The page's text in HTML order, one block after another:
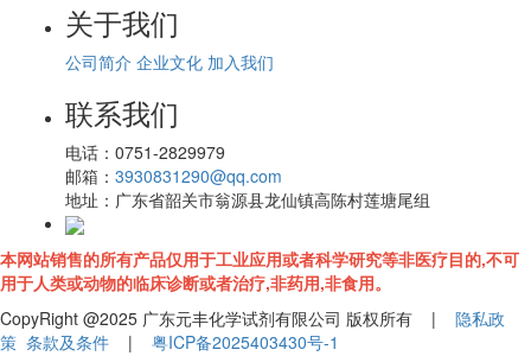
关于我们
公司简介 企业文化 加入我们
联系我们
电话： 0751-2829979
邮箱： 3930831290@qq.com
地址： 广东省韶关市翁源县龙仙镇高陈村莲塘尾组
本网站销售的所有产品仅用于工业应用或者科学研究等非医疗目的,不可
用于人类或动物的临床诊断或者治疗,非药用,非食用。
CopyRight @2025 广东元丰化学试剂有限公司 版权所有 | 隐私政
策 条款及条件 | 粤ICP备2025403430号-1